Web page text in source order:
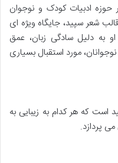
ادبیات کودک و نوجوان
شعر سپید، جایگاه ویژه ای
به دلیل سادگی زبان، عمق
مورد استقبال بسیاری
شامل ۱۸ شعر سپید است که هر کدام به زیبایی به
پردازد.